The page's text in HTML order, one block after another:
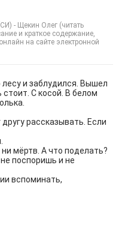
- Щекин Олег (читать
и краткое содержание,
на сайте электронной
и заблудился. Вышел
С косой. В белом
рассказывать. Если
мёртв. А что поделать?
поспоришь и не
вспоминать,